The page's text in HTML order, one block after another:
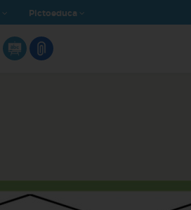
Pictoeduca